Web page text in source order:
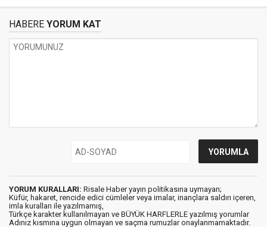
HABERE YORUM KAT
YORUM KURALLARI: Risale Haber yayın politikasına uymayan;
Küfür, hakaret, rencide edici cümleler veya imalar, inançlara saldırı içeren,
imla kuralları ile yazılmamış,
Türkçe karakter kullanılmayan ve BÜYÜK HARFLERLE yazılmış yorumlar
Adınız kısmına uygun olmayan ve saçma rumuzlar onaylanmamaktadır.